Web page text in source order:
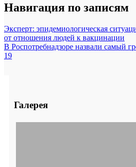
Навигация по записям
Эксперт: эпидемиологическая
от отношения людей к вакцинации
В Роспотребнадзоре назвали самый
19
Галерея